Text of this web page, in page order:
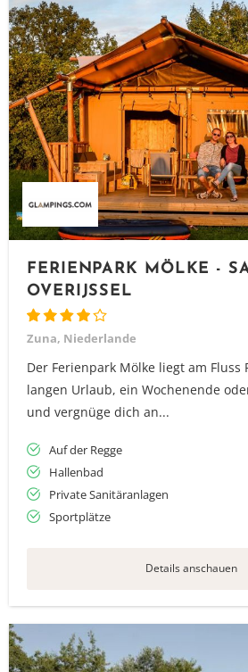
FERIENPARK MÖLKE -
OVERIJSSEL
Zuna, Niederlande
Der Ferienpark Mölke liegt am Fluss
langen Urlaub, ein Wochenende
und vergnüge dich an...
Auf der Regge
Hallenbad
Private Sanitäranlagen
Sportplätze
Details anschauen